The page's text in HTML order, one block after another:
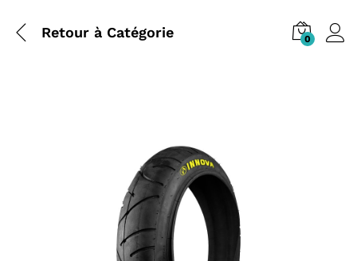
Retour à Catégorie 0